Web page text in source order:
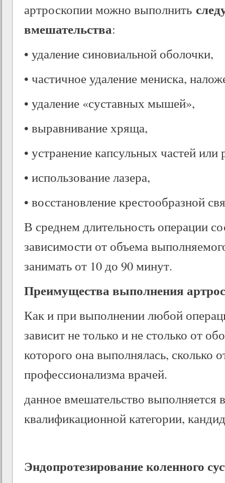
артроскопии можно выполнить
вмешательства:
• удаление синовиальной оболочки,
• частичное удаление мениска,
• удаление «суставных мышей»,
• выравнивание хряща,
• устранение капсульных частей или
• использование лазера,
• восстановление крестообразной
В среднем длительность операции
зависимости от объема
занимать от 10 до 90 минут.
Преимущества выполнения
Как и при выполнении любой
зависит не только и не столько от
которого она выполнялась, сколько
профессионализма врачей.
данное вмешательство выполняется
квалификационной категории,
Эндопротезирование коленного